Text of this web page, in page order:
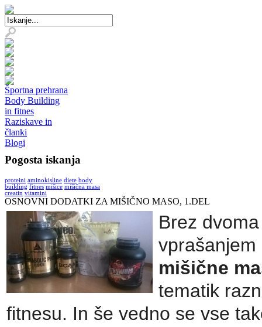
Športna prehrana
Body Building
in fitnes
Raziskave in
članki
Blogi
Pogosta iskanja
proteini aminokisline diete body
building fitnes mišice mišična masa
creatin vitamini
OSNOVNI DODATKI ZA MIŠIČNO MASO, 1.DEL
Brez
mišične
tematik
fitnesu. In še vedno se vse